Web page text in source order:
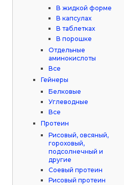
В жидкой форме
В капсулах
В таблетках
В порошке
Отдельные
аминокислоты
Все
Гейнеры
Белковые
Углеводные
Все
Протеин
Рисовый, овсяный,
гороховый,
подсолнечный и
другие
Соевый протеин
Рисовый протеин